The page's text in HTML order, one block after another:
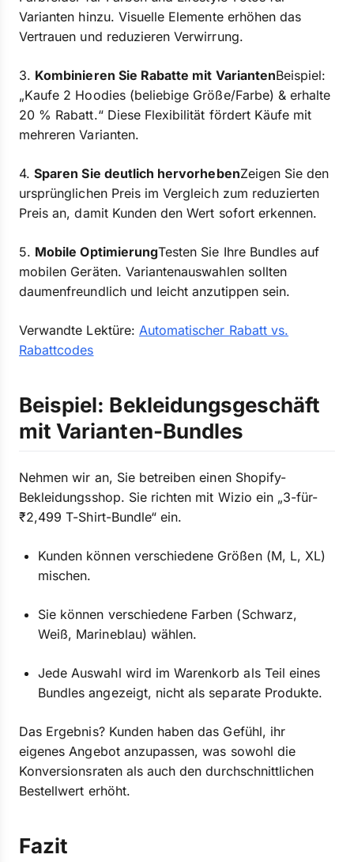
Varianten hinzu. Visuelle Elemente erhöhen das
Vertrauen und reduzieren Verwirrung.
3. Kombinieren Sie Rabatte mit VariantenBeispiel:
„Kaufe 2 Hoodies (beliebige Größe/Farbe) & erhalte
20 % Rabatt.“ Diese Flexibilität fördert Käufe mit
mehreren Varianten.
4.Sparen Sie deutlich hervorhebenZeigen Sie den
ursprünglichen Preis im Vergleich zum reduzierten
Preis an, damit Kunden den Wert sofort erkennen.
5. Mobile OptimierungTesten Sie Ihre Bundles auf
mobilen Geräten. Variantenauswahlen sollten
daumenfreundlich und leicht anzutippen sein.
Verwandte Lektüre: Automatischer Rabatt vs.
Rabattcodes
Beispiel: Bekleidungsgeschäft
mit Varianten-Bundles
Nehmen wir an, Sie betreiben einen Shopify-
Bekleidungsshop. Sie richten mit Wizio ein „3-für-
₹2,499 T-Shirt-Bundle“ ein.
Kunden können verschiedene Größen (M, L, XL)
mischen.
Sie können verschiedene Farben (Schwarz,
Weiß, Marineblau) wählen.
Jede Auswahl wird im Warenkorb als Teil eines
Bundles angezeigt, nicht als separate Produkte.
Das Ergebnis? Kunden haben das Gefühl, ihr
eigenes Angebot anzupassen, was sowohl die
Konversionsraten als auch den durchschnittlichen
Bestellwert erhöht.
Fazit